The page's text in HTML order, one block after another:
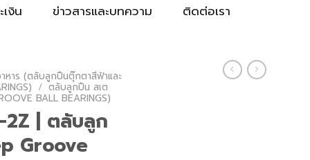
เงิน ข่าวสารและบทความ ติดต่อเรา
าร (ตลับลูกปืนตุ๊กตาสีฟ้าและ
/ ตลับลูกปืน สเต
BALL BEARINGS)
| ตลับลูก
Groove